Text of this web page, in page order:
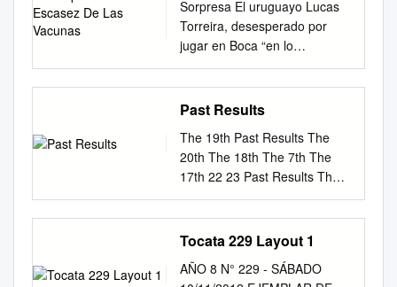
Pág. 2 Capítulo 1:Marco
teórico Hacia una definición
informativos- Medios
empresariales…………………
……...Pág. 9 La ideología
hegemónica
…………………………………
……... Pág.10 Capítulo
2:Marco Metodológico
técnicas…………………………
children around Australia,
particularly for those in remote
or marginalised communities.
Macquarie Sports aims to
break down the barriers for
participation in sport by
delivering sporting clinics,
providing sporting equipment
and access to high profile
communities around Australia
have been provided with this
Sorpresa El uruguayo Lucas
Torreira, desesperado por
jugar en Boca “en lo
inmediato” Viernes 2 de abril
de 2021 Año XIX / Número
6.967 www.dib.com.ar -
en vilo El Presidente cruzó a
la oposición por la escasez de
las vacunas Alberto
Fernández respondió las
críticas de Macri con una
ironía para opositores:
“Ayúdenme a conseguir dosis,
si a ustedes el mundo los
Past Results
The 19th Past Results The
20th The 18th The 7th The
17th 22 23 Past Results The
16th The 9th The 8th The 7th
The 15th The 14th The 13th
The 6th The 5th The 4th The
12th The 11th The 10th The
3rd The 2nd The 1st 24 25
Tocata 229 Layout 1
AÑO 8 N° 229 - SÁBADO